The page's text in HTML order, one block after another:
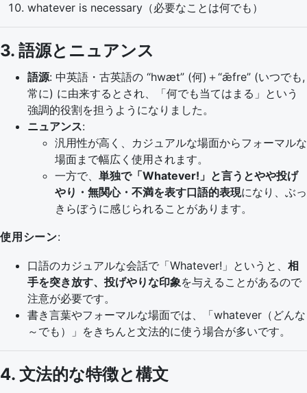
whatever is necessary（必要なことは何でも）
3. 語源とニュアンス
語源: 中英語・古英語の “hwæt” (何)＋“ǣfre” (いつでも,
常に) に由来するとされ、「何でも当てはまる」という
強調的役割を担うようになりました。
ニュアンス:
汎用性が高く、カジュアルな場面からフォーマルな
場面まで幅広く使用されます。
一方で、 単独で「Whatever!」と言うとやや投げ
やり・無関心・不満を表す口語的表現になり、ぶっ
きらぼうに感じられることがあります。
使用シーン:
口語のカジュアルな会話で「Whatever!」というと、 相
手を突き放す、投げやりな印象を与えることがあるので
注意が必要です。
書き言葉やフォーマルな場面では、「whatever（どんな
～でも）」をきちんと文法的に使う場合が多いです。
4. 文法的な特徴と構文